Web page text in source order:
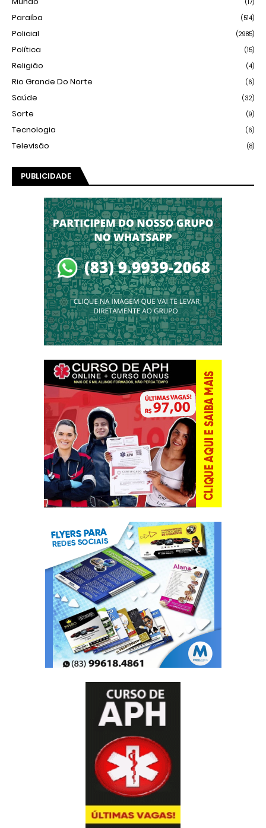
(17)
Paraíba (514)
Policial (2985)
Política (15)
Religião (4)
Rio Grande Do Norte (6)
Saúde (32)
Sorte (9)
Tecnologia (6)
Televisão (8)
PUBLICIDADE